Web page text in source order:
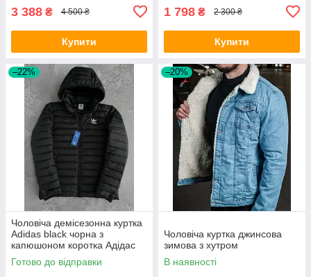
3 388 ₴ 4 500 ₴
Купити
1 798 ₴ 2 300 ₴
Купити
–22%
Чоловіча демісезонна куртка
Adidas black чорна з
капюшоном коротка Адідас
спортивна непродувна
плащівка на весну осінь
Готово до відправки
–20%
Чоловіча куртка джинсова
зимова з хутром
В наявності